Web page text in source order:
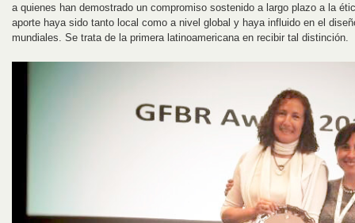
a quienes han demostrado un compromiso sostenido a largo plazo a la
aporte haya sido tanto local como a nivel global y haya influido en el
mundiales. Se trata de la primera latinoamericana en recibir tal distinción.